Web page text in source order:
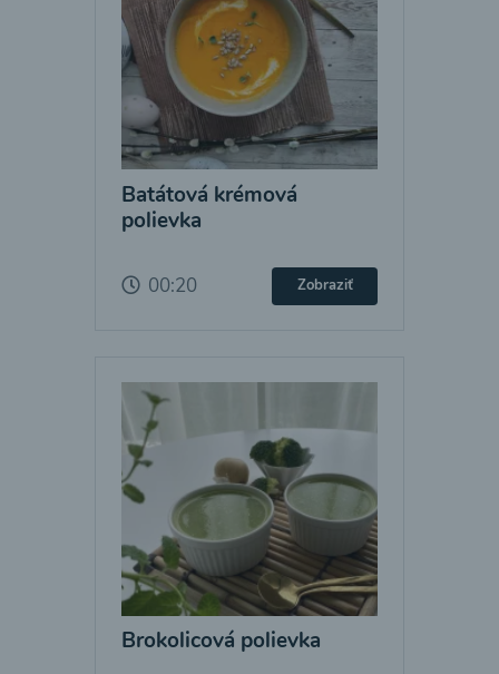
Batátová krémová
polievka
00:20 Zobraziť
Brokolicová polievka